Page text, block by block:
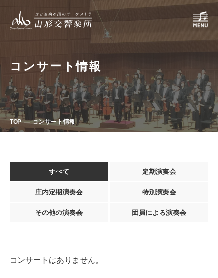
コンサート情報
TOP コンサート情報
すべて 定期演奏会
庄内定期演奏会 特別演奏会
その他の演奏会 団員による演奏会
コンサートはありません。